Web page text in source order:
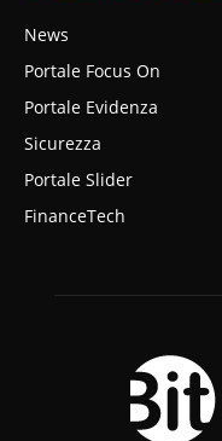
News
Portale Focus On
Portale Evidenza
Sicurezza
Portale Slider
FinanceTech